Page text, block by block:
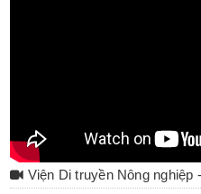
Viện Di truyền Nông